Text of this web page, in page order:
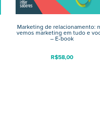
Marketing de relacionamento:
vemos marketing em tudo e
– E-book
R$58,00